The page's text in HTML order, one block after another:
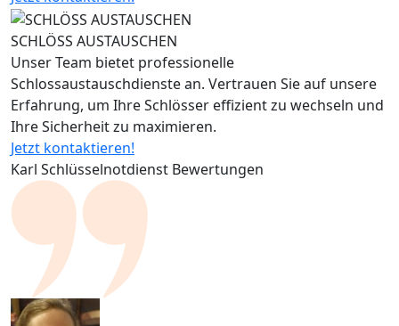
SCHLÖSS AUSTAUSCHEN
Unser Team bietet professionelle
Schlossaustauschdienste an. Vertrauen Sie auf unsere
Erfahrung, um Ihre Schlösser effizient zu wechseln und
Ihre Sicherheit zu maximieren.
Jetzt kontaktieren!
Karl Schlüsselnotdienst Bewertungen